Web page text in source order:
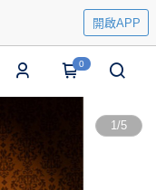
開啟APP
0
1/5